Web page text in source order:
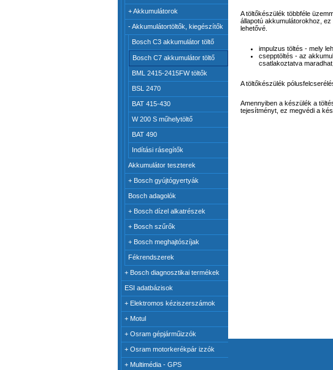
+Akkumulátorok
-Akkumulátortöltők, kiegészítők
Bosch C3 akkumulátor töltő
Bosch C7 akkumulátor töltő
BML 2415-2415FW töltők
BSL 2470
BAT 415-430
W 200 S műhelytöltő
BAT 490
Indítási rásegítők
Akkumulátor teszterek
+ Bosch gyújtógyertyák
Bosch adagolók
+ Bosch dízel alkatrészek
+ Bosch szűrők
+ Bosch meghajtószíjak
Fékrendszerek
+ Bosch diagnosztikai termékek
ESI adatbázisok
+ Elektromos kéziszerszámok
+ Motul
+ Osram gépjárműizzók
+ Osram motorkerékpár izzók
+ Multimédia - GPS
A töltőkészülék többféle
állapotú akkumulátorokhoz,
lehetővé.
impulzus töltés - mely
csepptöltés - az
csatlakoztatva
A töltőkészülék
Amennyiben a készülék a
tejesítményt, ez megvédi a